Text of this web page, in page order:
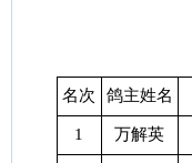
名次 鸽主姓名
1 万解英